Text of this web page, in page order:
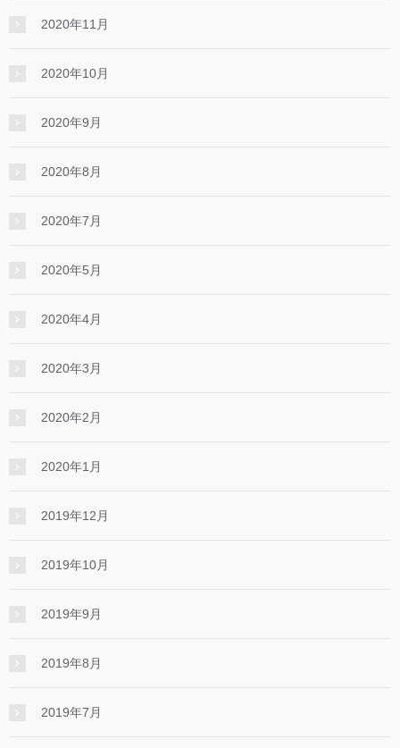
2020年11月
2020年10月
2020年9月
2020年8月
2020年7月
2020年5月
2020年4月
2020年3月
2020年2月
2020年1月
2019年12月
2019年10月
2019年9月
2019年8月
2019年7月